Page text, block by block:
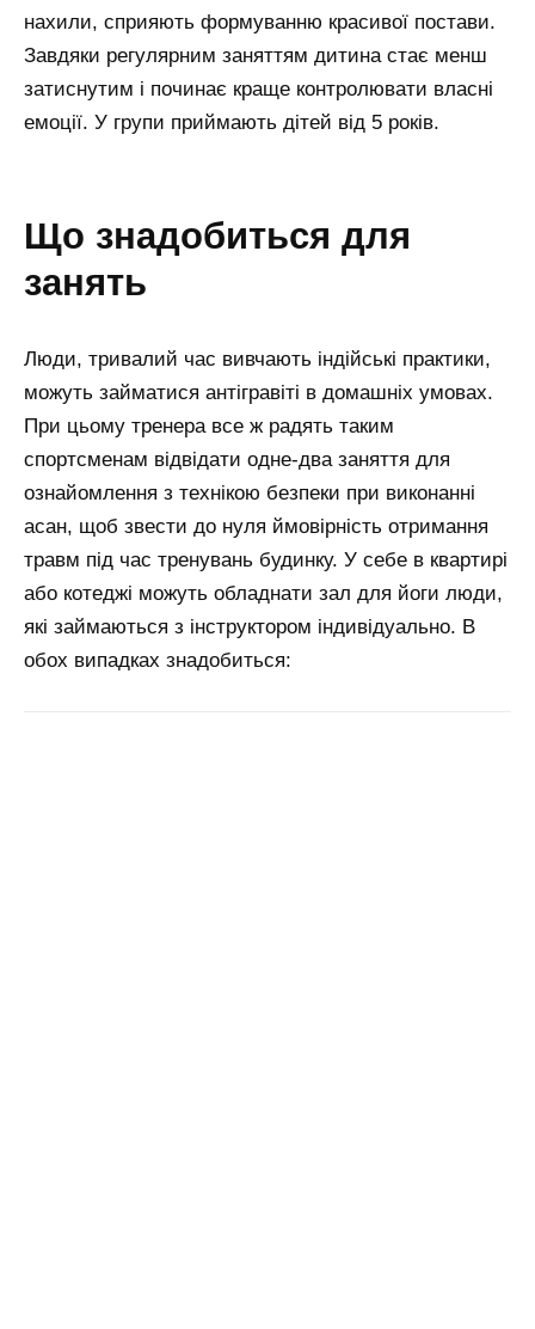
нахили, сприяють формуванню красивої постави.
Завдяки регулярним заняттям дитина стає менш
затиснутим і починає краще контролювати власні
емоції. У групи приймають дітей від 5 років.
що знадобиться для
занять
Люди, тривалий час вивчають індійські практики,
можуть займатися антігравіті в домашніх умовах.
При цьому тренера все ж радять таким
спортсменам відвідати одне-два заняття для
ознайомлення з технікою безпеки при виконанні
асан, щоб звести до нуля ймовірність отримання
травм під час тренувань будинку. У себе в квартирі
або котеджі можуть обладнати зал для йоги люди,
які займаються з інструктором індивідуально. В
обох випадках знадобиться: